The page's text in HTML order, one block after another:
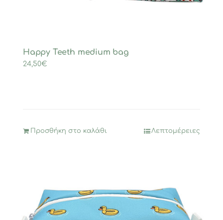
Happy Teeth medium bag
24,50€
Προσθήκη στο καλάθι Λεπτομέρειες